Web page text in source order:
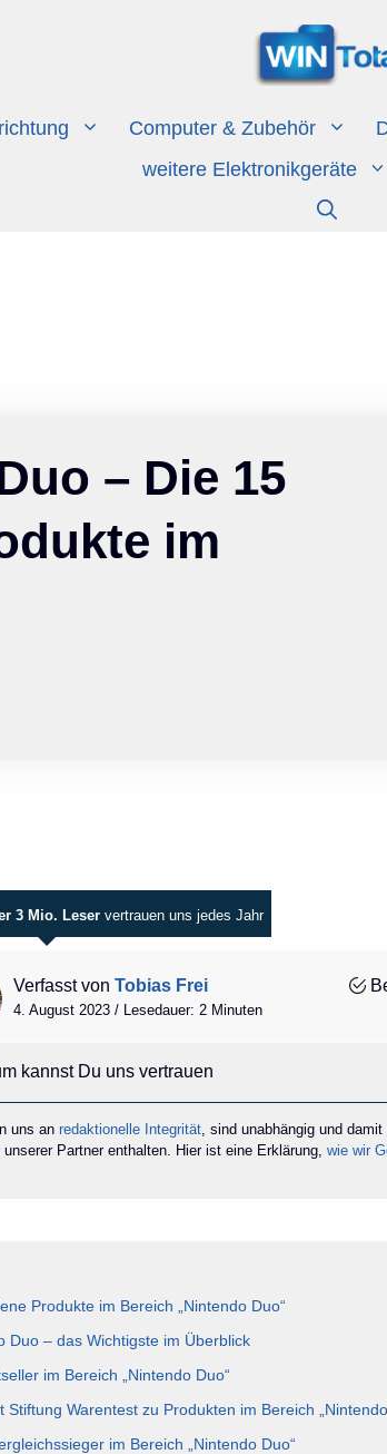
Computer & Zubehör
weitere Elektronikgeräte
– Die 15
im
3 Mio. Leser vertrauen uns jedes Jahr
Verfasst von Tobias Frei
4. August 2023 / Lesedauer: 2 Minuten
kannst Du uns vertrauen
uns anredaktionelle Integrität, sind unabhängig und
unserer Partner enthalten. Hier ist eine Erklärung,wie wir
Produkte im Bereich „Nintendo Duo“
Duo – das Wichtigste im Überblick
im Bereich „Nintendo Duo“
Stiftung Warentest zu Produkten im Bereich
im Bereich „Nintendo Duo“